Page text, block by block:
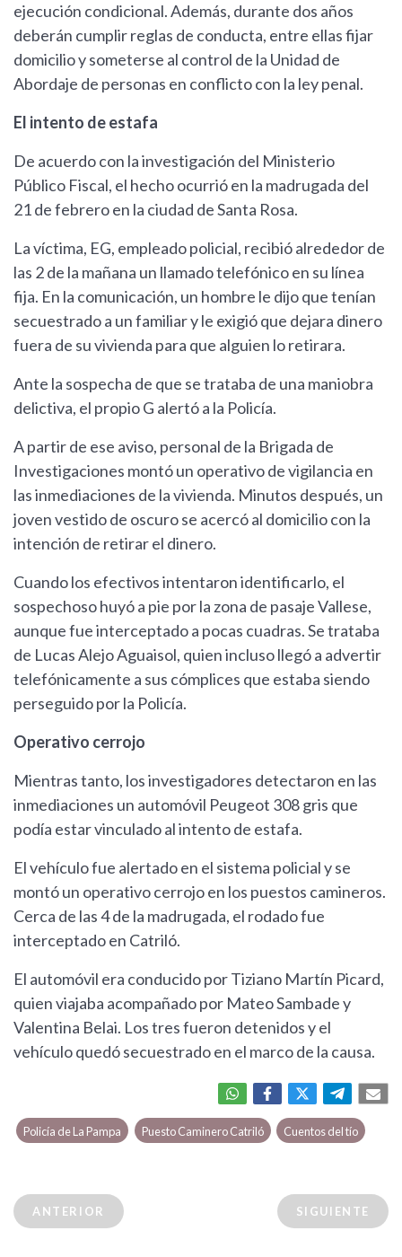
ejecución condicional. Además, durante dos años
deberán cumplir reglas de conducta, entre ellas fijar
domicilio y someterse al control de la Unidad de
Abordaje de personas en conflicto con la ley penal.
El intento de estafa
De acuerdo con la investigación del Ministerio
Público Fiscal, el hecho ocurrió en la madrugada del
21 de febrero en la ciudad de Santa Rosa.
La víctima, EG, empleado policial, recibió alrededor de
las 2 de la mañana un llamado telefónico en su línea
fija. En la comunicación, un hombre le dijo que tenían
secuestrado a un familiar y le exigió que dejara dinero
fuera de su vivienda para que alguien lo retirara.
Ante la sospecha de que se trataba de una maniobra
delictiva, el propio G alertó a la Policía.
A partir de ese aviso, personal de la Brigada de
Investigaciones montó un operativo de vigilancia en
las inmediaciones de la vivienda. Minutos después, un
joven vestido de oscuro se acercó al domicilio con la
intención de retirar el dinero.
Cuando los efectivos intentaron identificarlo, el
sospechoso huyó a pie por la zona de pasaje Vallese,
aunque fue interceptado a pocas cuadras. Se trataba
de Lucas Alejo Aguaisol, quien incluso llegó a advertir
telefónicamente a sus cómplices que estaba siendo
perseguido por la Policía.
Operativo cerrojo
Mientras tanto, los investigadores detectaron en las
inmediaciones un automóvil Peugeot 308 gris que
podía estar vinculado al intento de estafa.
El vehículo fue alertado en el sistema policial y se
montó un operativo cerrojo en los puestos camineros.
Cerca de las 4 de la madrugada, el rodado fue
interceptado en Catriló.
El automóvil era conducido por Tiziano Martín Picard,
quien viajaba acompañado por Mateo Sambade y
Valentina Belai. Los tres fueron detenidos y el
vehículo quedó secuestrado en el marco de la causa.
Policía de La Pampa Puesto Caminero Catriló Cuentos del tío
ANTERIOR SIGUIENTE